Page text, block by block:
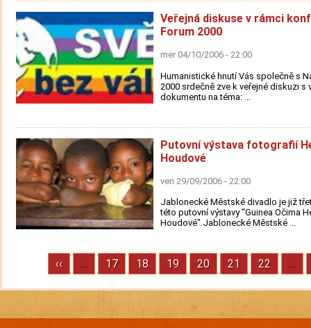
Veřejná diskuse v rámci
Forum 2000
mer 04/10/2006 - 22:00
Humanistické hnutí Vás společně s
2000 srdečně zve k veřejné diskuzi s
dokumentu na téma: ...
Putovní výstava fotografií
Houdové
ven 29/09/2006 - 22:00
Jablonecké Městské divadlo je již
této putovní výstavy "Guinea Očima
Houdové".Jablonecké Městské ...
Pagination
Previous
page
‹‹ … Stránka
17 Stránka
18 Stránka
19 Stránka
20 Stránka
21 Stránka
22 …